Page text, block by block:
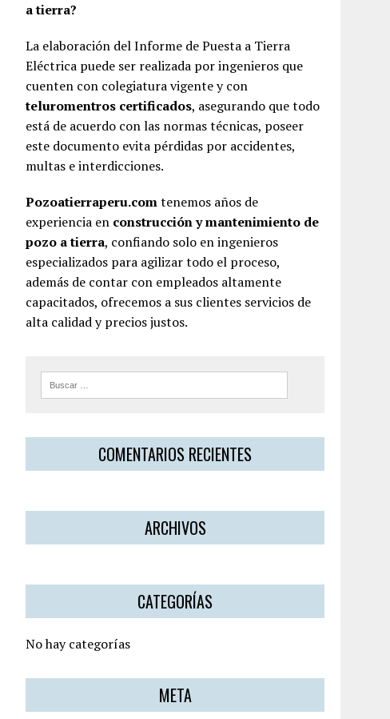
a tierra?
La elaboración del Informe de Puesta a Tierra
Eléctrica puede ser realizada por ingenieros que
cuenten con colegiatura vigente y con
teluromentros certificados, asegurando que todo
está de acuerdo con las normas técnicas, poseer
este documento evita pérdidas por accidentes,
multas e interdicciones.
Pozoatierraperu.comtenemos años de
experiencia en construcción y mantenimiento de
pozo a tierra, confiando solo en ingenieros
especializados para agilizar todo el proceso,
además de contar con empleados altamente
capacitados, ofrecemos a sus clientes servicios de
alta calidad y precios justos.
COMENTARIOS RECIENTES
ARCHIVOS
CATEGORÍAS
No hay categorías
META